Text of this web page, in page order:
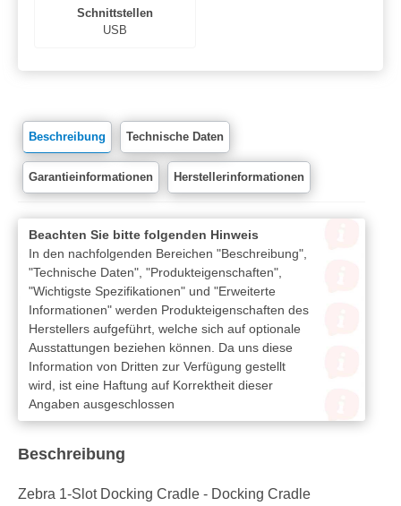
Schnittstellen
USB
Beschreibung Technische Daten
Garantieinformationen Herstellerinformationen
Beachten Sie bitte folgenden Hinweis
In den nachfolgenden Bereichen "Beschreibung",
"Technische Daten", "Produkteigenschaften",
"Wichtigste Spezifikationen" und "Erweiterte
Informationen" werden Produkteigenschaften des
Herstellers aufgeführt, welche sich auf optionale
Ausstattungen beziehen können. Da uns diese
Information von Dritten zur Verfügung gestellt
wird, ist eine Haftung auf Korrektheit dieser
Angaben ausgeschlossen
Beschreibung
Zebra 1-Slot Docking Cradle - Docking Cradle